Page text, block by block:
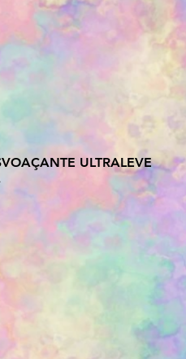
ULTRALEVE